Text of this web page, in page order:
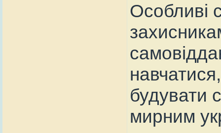
Особливі
будувати
мирним